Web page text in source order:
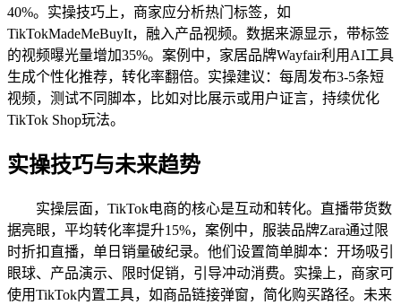
40%。实操技巧上，商家应分析热门标签，如
TikTokMadeMeBuyIt，融入产品视频。数据来源显示，带标签
的视频曝光量增加35%。案例中，家居品牌Wayfair利用AI工具
生成个性化推荐，转化率翻倍。实操建议：每周发布3-5条短
视频，测试不同脚本，比如对比展示或用户证言，持续优化
TikTok Shop玩法。
实操技巧与未来趋势
实操层面，TikTok电商的核心是互动和转化。直播带货数
据亮眼，平均转化率提升15%，案例中，服装品牌Zara通过限
时折扣直播，单日销量破纪录。他们设置简单脚本：开场吸引
眼球、产品演示、限时促销，引导冲动消费。实操上，商家可
使用TikTok内置工具，如商品链接弹窗，简化购买路径。未来